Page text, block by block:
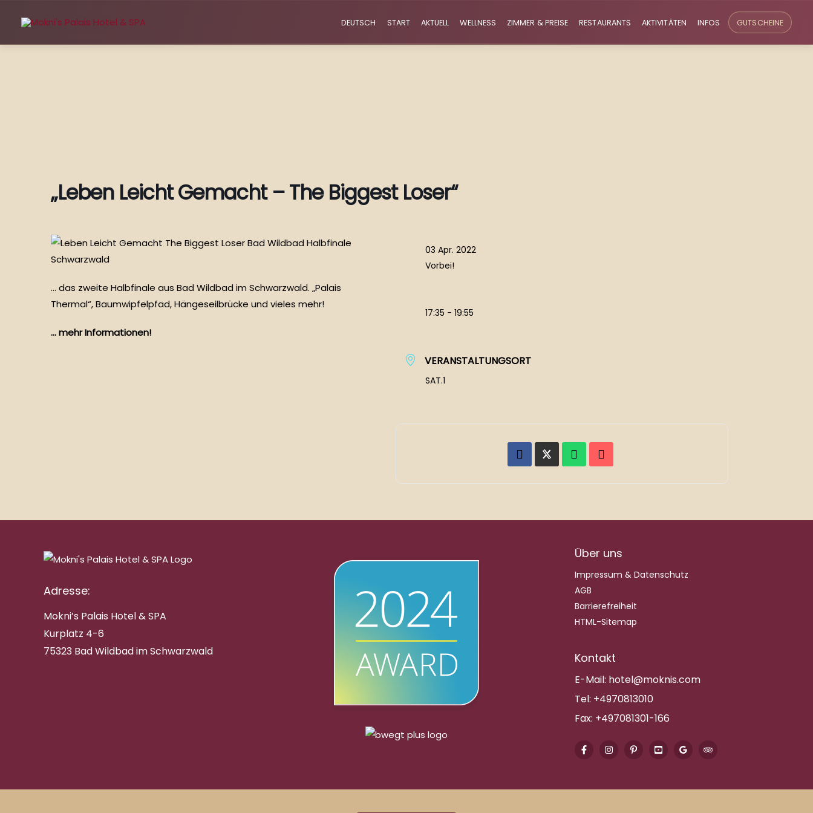
Inhalt
DEUTSCH START AKTUELL WELLNESS ZIMMER & PREISE RESTAURANTS AKTIVITÄTEN INFOS GUTSCHEINE
„Leben Leicht Gemacht – The Biggest Loser“
… das zweite Halbfinale aus Bad Wildbad im Schwarzwald. „Palais
Thermal“, Baumwipfelpfad, Hängeseilbrücke und vieles mehr!
… mehr Informationen!
03 Apr. 2022
Vorbei!
17:35 - 19:55
VERANSTALTUNGSORT
SAT.1
Adresse:
Mokni’s Palais Hotel & SPA
Kurplatz 4-6
75323 Bad Wildbad im Schwarzwald
Über uns
Impressum & Datenschutz
AGB
Barrierefreiheit
HTML-Sitemap
Kontakt
E-Mail: hotel@moknis.com
Tel: +4970813010
Fax: +497081301-166